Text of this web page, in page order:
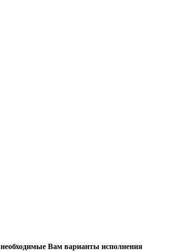
необходимые Вам варианты исполнения